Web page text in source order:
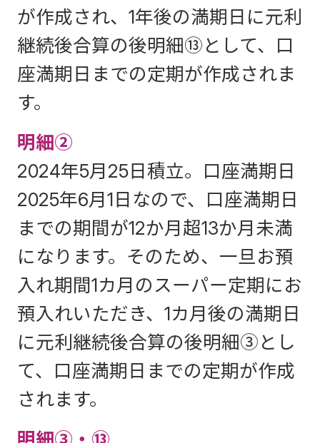
が作成され、1年後の満期日に元利
継続後合算の後明細⑬として、口
座満期日までの定期が作成されま
す。
明細②
2024年5月25日積立。口座満期日
2025年6月1日なので、口座満期日
までの期間が12か月超13か月未満
になります。そのため、一旦お預
入れ期間1カ月のスーパー定期にお
預入れいただき、1カ月後の満期日
に元利継続後合算の後明細③とし
て、口座満期日までの定期が作成
されます。